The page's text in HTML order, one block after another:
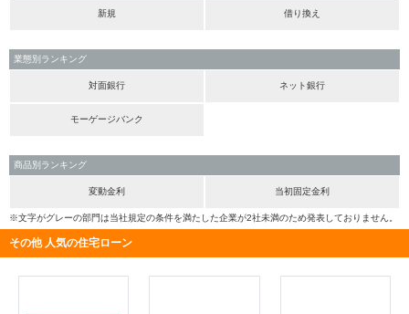
新規 借り換え
業態別ランキング
対面銀行 ネット銀行
モーゲージバンク
商品別ランキング
変動金利 当初固定金利
※文字がグレーの部門は当社規定の条件を満たした企業が2社未満のため発表しておりません。
その他 人気の住宅ローン